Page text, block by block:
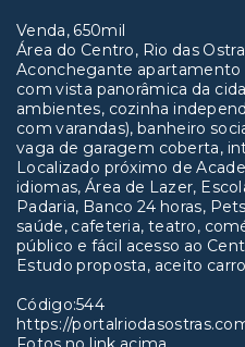
Venda, 650mil
Área do Centro, Rio das
Aconchegante apartamento
com vista panorâmica da
ambientes, cozinha
com varandas), banheiro
vaga de garagem coberta,
Localizado próximo de
idiomas, Área de Lazer,
Padaria, Banco 24 horas,
saúde, cafeteria, teatro,
público e fácil acesso ao
Estudo proposta, aceito
Código:544
https://